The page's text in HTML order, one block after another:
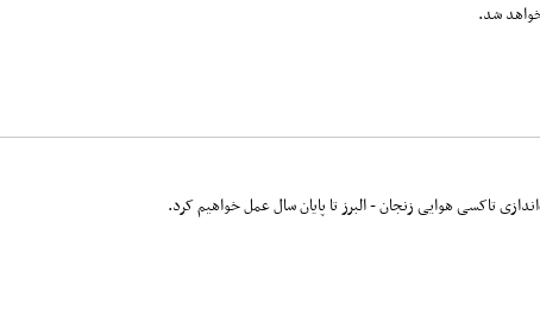
شد.
تاکسی هوایی زنجان - البرز تا پایان سال عمل خواهیم کرد.